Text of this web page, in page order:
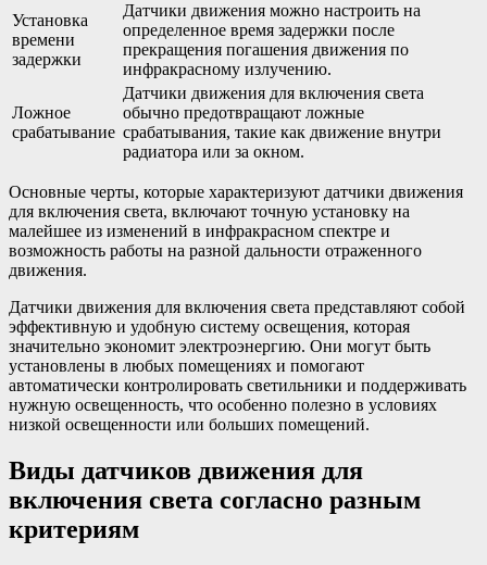
Установка
времени
задержки
Датчики движения можно настроить на
определенное время задержки после
прекращения погашения движения по
инфракрасному излучению.
Ложное
срабатывание
Датчики движения для включения света
обычно предотвращают ложные
срабатывания, такие как движение внутри
радиатора или за окном.
Основные черты, которые характеризуют датчики движения
для включения света, включают точную установку на
малейшее из изменений в инфракрасном спектре и
возможность работы на разной дальности отраженного
движения.
Датчики движения для включения света представляют собой
эффективную и удобную систему освещения, которая
значительно экономит электроэнергию. Они могут быть
установлены в любых помещениях и помогают
автоматически контролировать светильники и поддерживать
нужную освещенность, что особенно полезно в условиях
низкой освещенности или больших помещений.
Виды датчиков движения для
включения света согласно разным
критериям